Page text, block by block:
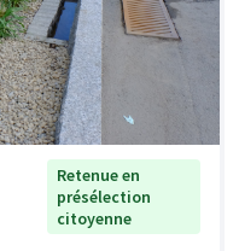
Retenue en
présélection
citoyenne